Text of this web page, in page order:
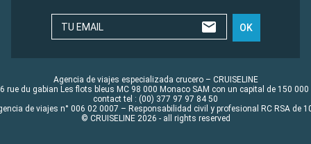
TU EMAIL OK
Agencia de viajes especializada crucero – CRUISELINE
rue du gabian Les flots bleus MC 98 000 Monaco SAM con un capital de 150 000
contact tel : (00) 377 97 97 84 50
de viajes n° 006 02 0007 – Responsabilidad civil y profesional RC RSA de
© CRUISELINE 2026 - all rights reserved